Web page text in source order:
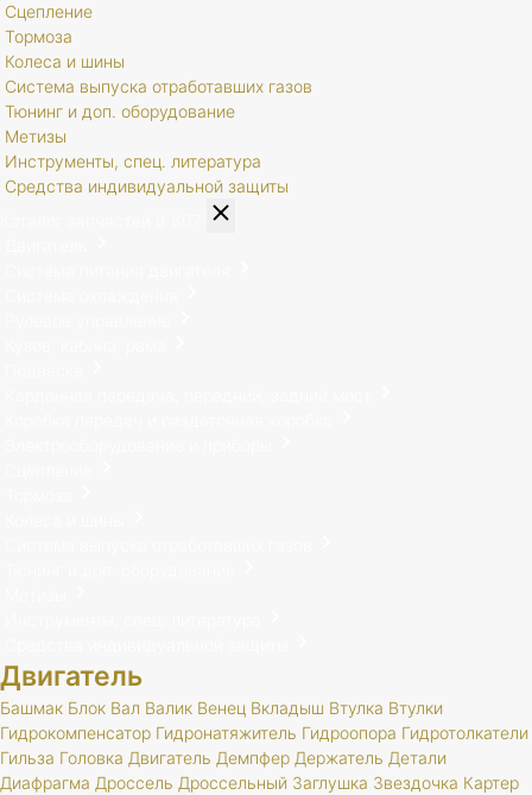
Сцепление
Тормоза
Колеса и шины
Система выпуска отработавших газов
Тюнинг и доп. оборудование
Метизы
Инструменты, спец. литература
Средства индивидуальной защиты
Двигатель
Башмак Блок Вал Валик Венец Вкладыш Втулка Втулки
Гидрокомпенсатор Гидронатяжитель Гидроопора Гидротолкатели
Гильза Головка Двигатель Демпфер Держатель Детали
Диафрагма Дроссель Дроссельный Заглушка Звездочка Картер